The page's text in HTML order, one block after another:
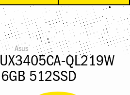
Asus
QL219W
512SSD